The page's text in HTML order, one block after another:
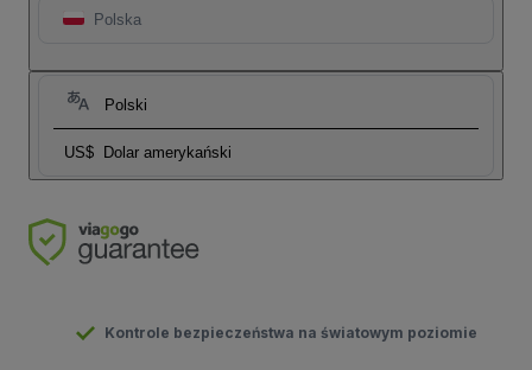
Polska
Polski
US$ Dolar amerykański
Kontrole bezpieczeństwa na światowym poziomie